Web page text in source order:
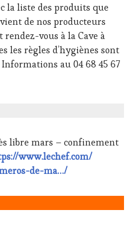
la liste des produits que
de nos producteurs
vous à la Cave à
les règles d’hygiènes sont
au 04 68 45 67
libre mars – confinement
www.lechef.com/
de-ma…/